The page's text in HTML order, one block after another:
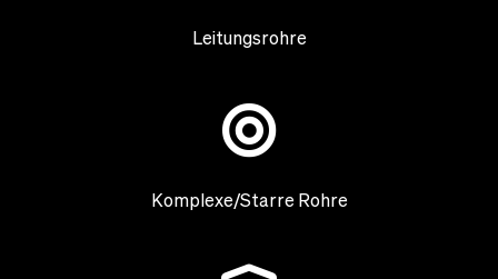
Leitungsrohre
Komplexe/Starre Rohre